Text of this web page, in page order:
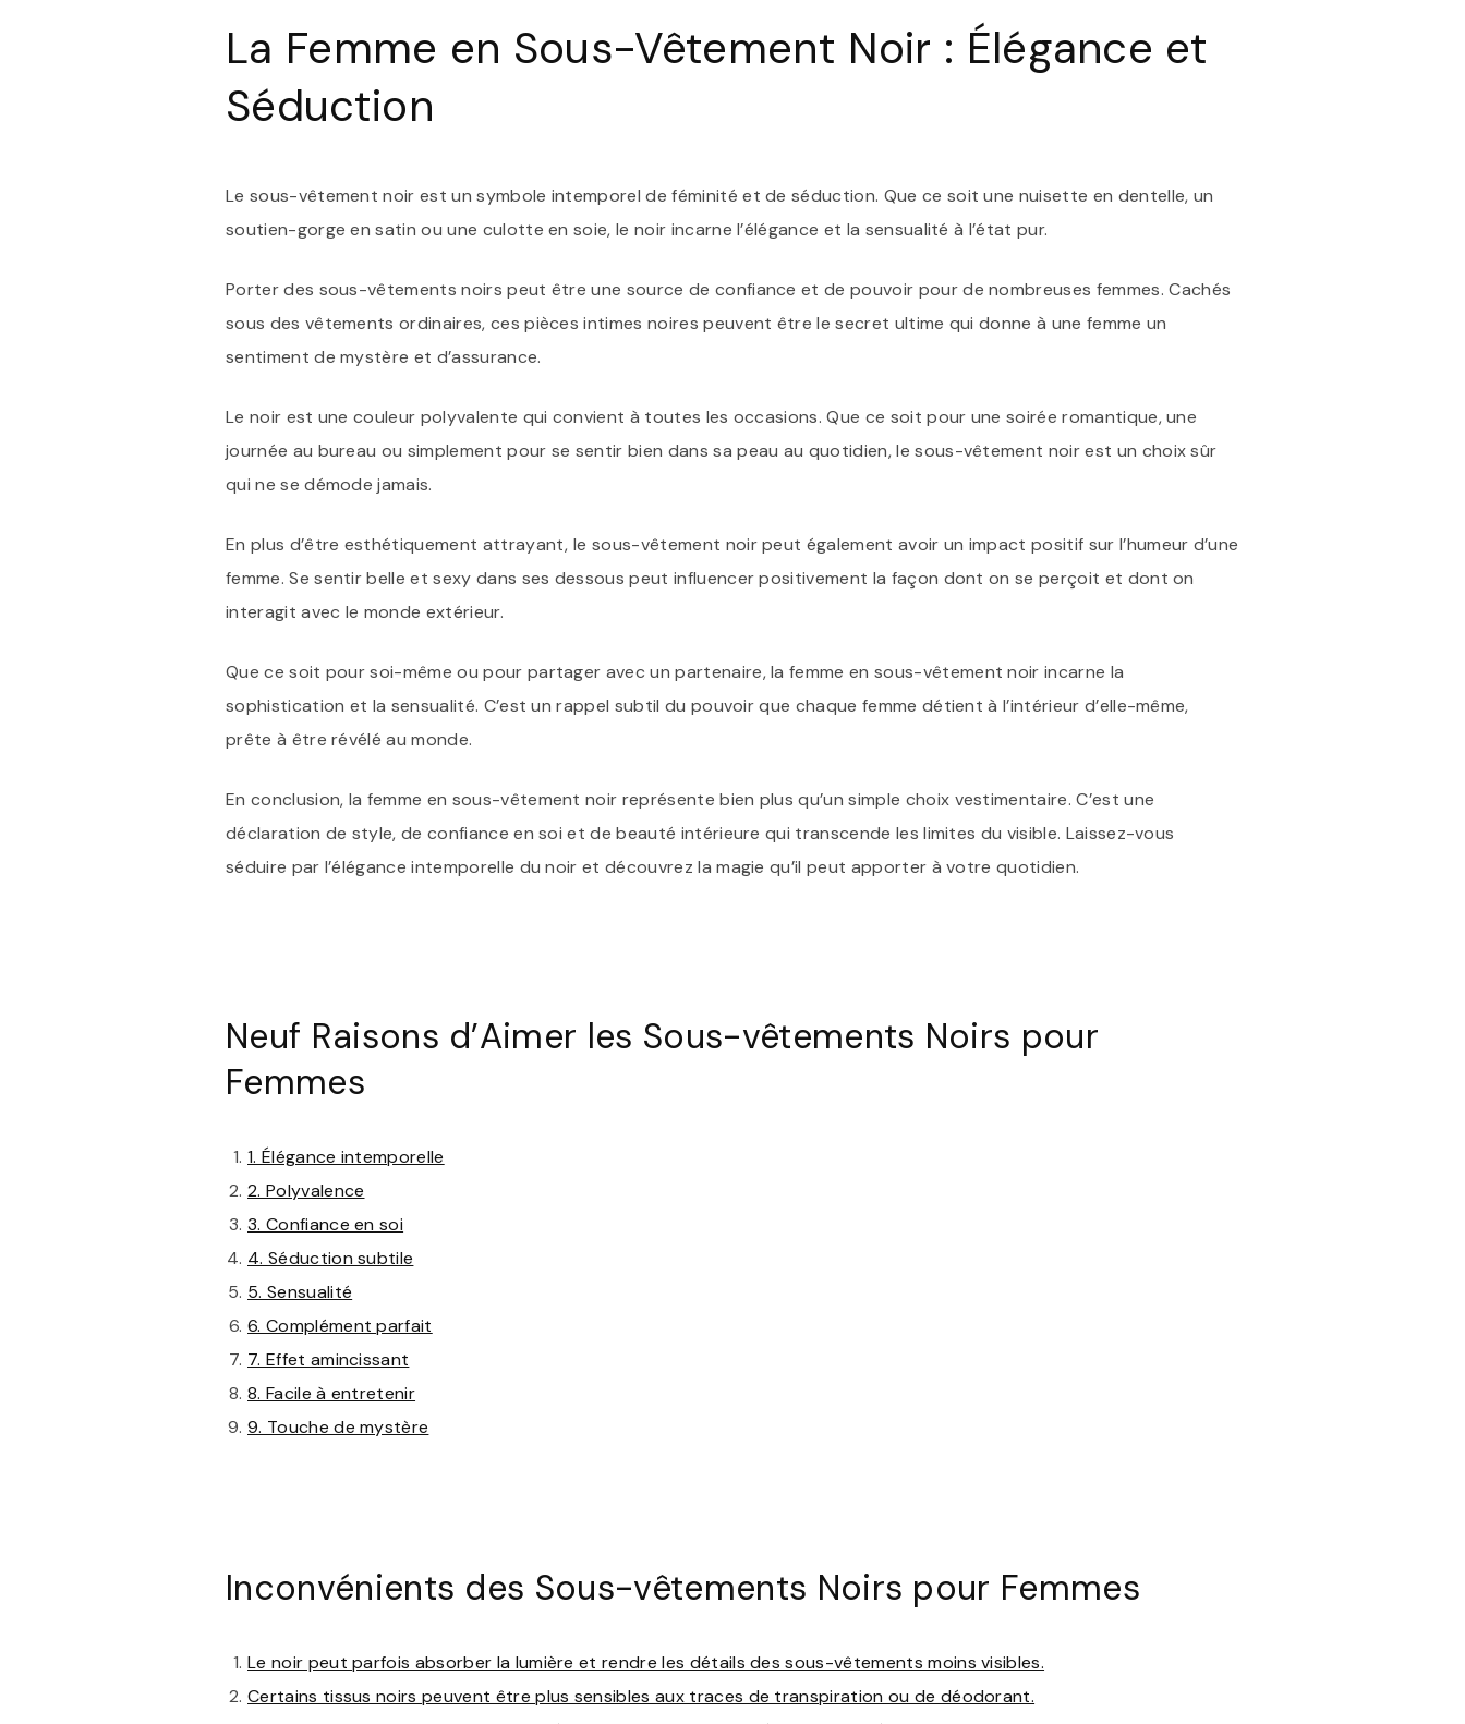
La Femme en Sous-Vêtement Noir : Élégance et
Séduction
Le sous-vêtement noir est un symbole intemporel de féminité et de séduction. Que ce soit une nuisette en dentelle, un
soutien-gorge en satin ou une culotte en soie, le noir incarne l’élégance et la sensualité à l’état pur.
Porter des sous-vêtements noirs peut être une source de confiance et de pouvoir pour de nombreuses femmes. Cachés
sous des vêtements ordinaires, ces pièces intimes noires peuvent être le secret ultime qui donne à une femme un
sentiment de mystère et d’assurance.
Le noir est une couleur polyvalente qui convient à toutes les occasions. Que ce soit pour une soirée romantique, une
journée au bureau ou simplement pour se sentir bien dans sa peau au quotidien, le sous-vêtement noir est un choix sûr
qui ne se démode jamais.
En plus d’être esthétiquement attrayant, le sous-vêtement noir peut également avoir un impact positif sur l’humeur d’une
femme. Se sentir belle et sexy dans ses dessous peut influencer positivement la façon dont on se perçoit et dont on
interagit avec le monde extérieur.
Que ce soit pour soi-même ou pour partager avec un partenaire, la femme en sous-vêtement noir incarne la
sophistication et la sensualité. C’est un rappel subtil du pouvoir que chaque femme détient à l’intérieur d’elle-même,
prête à être révélé au monde.
En conclusion, la femme en sous-vêtement noir représente bien plus qu’un simple choix vestimentaire. C’est une
déclaration de style, de confiance en soi et de beauté intérieure qui transcende les limites du visible. Laissez-vous
séduire par l’élégance intemporelle du noir et découvrez la magie qu’il peut apporter à votre quotidien.
Neuf Raisons d’Aimer les Sous-vêtements Noirs pour
Femmes
1. Élégance intemporelle
2. Polyvalence
3. Confiance en soi
4. Séduction subtile
5. Sensualité
6. Complément parfait
7. Effet amincissant
8. Facile à entretenir
9. Touche de mystère
Inconvénients des Sous-vêtements Noirs pour Femmes
Le noir peut parfois absorber la lumière et rendre les détails des sous-vêtements moins visibles.
Certains tissus noirs peuvent être plus sensibles aux traces de transpiration ou de déodorant.